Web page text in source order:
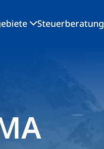
Steuerberatung